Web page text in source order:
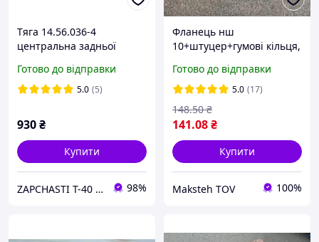
Тяга 14.56.036-4
центральна задньої
Т-25.
Готово до відправки
5.0 (5)
930₴
Купити
ZAPCHASTI T-40 KHARKIV UA 98%
Фланець нш
10+штуцер+гумові кільця,
(S24) (під ключ 24),
комплект
Готово до відправки
5.0 (17)
141.08₴
148.50 ₴
Купити
Maksteh TOV 100%